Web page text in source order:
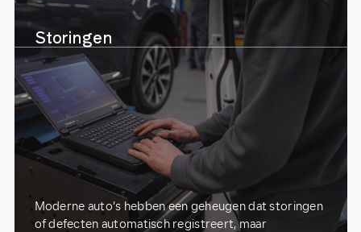
Storingen
Moderne auto’s hebben een geheugen dat storingen
of defecten automatisch registreert, maar